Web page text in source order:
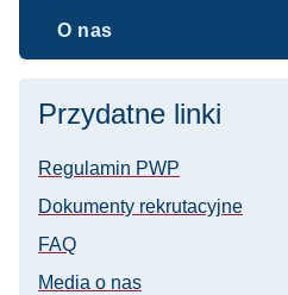
O nas
Przydatne linki
Regulamin PWP
Dokumenty rekrutacyjne
FAQ
Media o nas